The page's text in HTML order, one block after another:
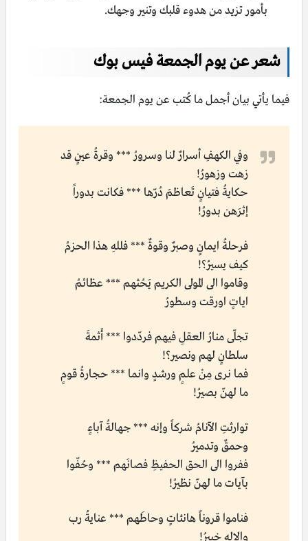
بأمور تزيد من هدوء قلبك وتنير وجهك.
شعر عن يوم الجمعة فيس بوك
فيما يأتي بيان أجمل ما كُتب عن يوم الجمعة:
وفي الكهفِ أسرارٌ لنا وسرورُ *** وقرةُ عينٍ قد
زهت وزهورُ!
حكايةُ فتيانٍ تَعاظمَ دُرّها *** فكانت بدوراً
إثرَهن بدورُ!
فرحلةُ ايمانٍ وصبرٌ وقوةٌ *** فللهِ هذا الحزمُ
كيف يسيرُ؟!
وقاموا الى المولى الكريم يَحُثهم *** عظائمُ
اياتٍ اورقت وسطورُ
تجلّى منارُ العقلِ فيهم فردّدوا *** أَثمةَ
سلطانٍ لهم ونصير؟!
فما نرى مِنْ علمٍ ورشدٍ وانما *** حجارةُ قومٍ
ما لهنّ بصيرُ!
توارثتِ الآنامُ شركاً وإنه *** جهالةُ آباءٍ
وحمقٌ وتدميرُ
ففروا الى الحق الحفيظِ فصانَهم *** وحُفّوا
بآيات ما لهنّ نظيرُ!
فناموا قروناً هانئاتٍ وحاطَهم *** عنايةُ رب
والإله خبيرُ!